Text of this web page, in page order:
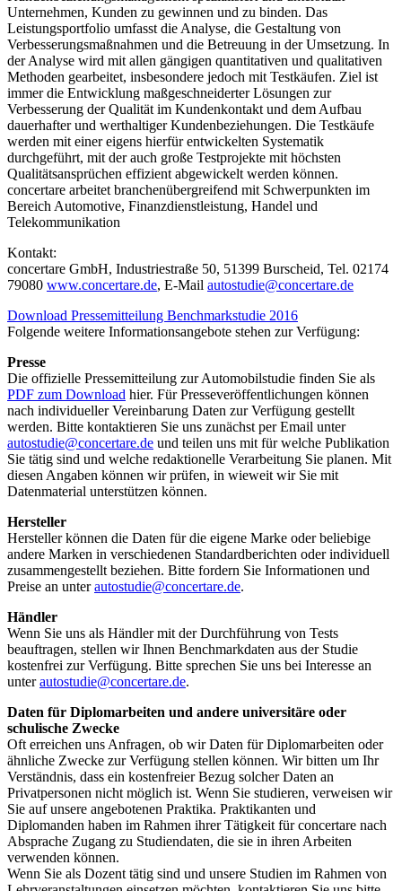
Unternehmen, Kunden zu gewinnen und zu binden. Das
Leistungsportfolio umfasst die Analyse, die Gestaltung von
Verbesserungsmaßnahmen und die Betreuung in der Umsetzung. In
der Analyse wird mit allen gängigen quantitativen und qualitativen
Methoden gearbeitet, insbesondere jedoch mit Testkäufen. Ziel ist
immer die Entwicklung maßgeschneiderter Lösungen zur
Verbesserung der Qualität im Kundenkontakt und dem Aufbau
dauerhafter und werthaltiger Kundenbeziehungen. Die Testkäufe
werden mit einer eigens hierfür entwickelten Systematik
durchgeführt, mit der auch große Testprojekte mit höchsten
Qualitätsansprüchen effizient abgewickelt werden können.
concertare arbeitet branchenübergreifend mit Schwerpunkten im
Bereich Automotive, Finanzdienstleistung, Handel und
Telekommunikation
Kontakt:
concertare GmbH, Industriestraße 50, 51399 Burscheid, Tel. 02174
79080 www.concertare.de, E-Mail autostudie@concertare.de
Download Pressemitteilung Benchmarkstudie 2016
Folgende weitere Informationsangebote stehen zur Verfügung:
Presse
Die offizielle Pressemitteilung zur Automobilstudie finden Sie als
PDF zum Download hier. Für Presseveröffentlichungen können
nach individueller Vereinbarung Daten zur Verfügung gestellt
werden. Bitte kontaktieren Sie uns zunächst per Email unter
autostudie@concertare.de und teilen uns mit für welche Publikation
Sie tätig sind und welche redaktionelle Verarbeitung Sie planen. Mit
diesen Angaben können wir prüfen, in wieweit wir Sie mit
Datenmaterial unterstützen können.
Hersteller
Hersteller können die Daten für die eigene Marke oder beliebige
andere Marken in verschiedenen Standardberichten oder individuell
zusammengestellt beziehen. Bitte fordern Sie Informationen und
Preise an unterautostudie@concertare.de.
Händler
Wenn Sie uns als Händler mit der Durchführung von Tests
beauftragen, stellen wir Ihnen Benchmarkdaten aus der Studie
kostenfrei zur Verfügung. Bitte sprechen Sie uns bei Interesse an
unterautostudie@concertare.de.
Daten für Diplomarbeiten und andere universitäre oder
schulische Zwecke
Oft erreichen uns Anfragen, ob wir Daten für Diplomarbeiten oder
ähnliche Zwecke zur Verfügung stellen können. Wir bitten um Ihr
Verständnis, dass ein kostenfreier Bezug solcher Daten an
Privatpersonen nicht möglich ist. Wenn Sie studieren, verweisen wir
Sie auf unsere angebotenen Praktika. Praktikanten und
Diplomanden haben im Rahmen ihrer Tätigkeit für concertare nach
Absprache Zugang zu Studiendaten, die sie in ihren Arbeiten
verwenden können.
Wenn Sie als Dozent tätig sind und unsere Studien im Rahmen von